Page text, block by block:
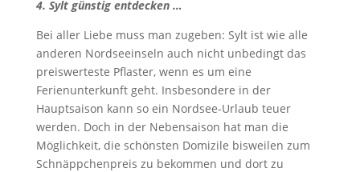
4. Sylt günstig entdecken …
Bei aller Liebe muss man zugeben: Sylt ist wie alle
anderen Nordseeinseln auch nicht unbedingt das
preiswerteste Pflaster, wenn es um eine
Ferienunterkunft geht. Insbesondere in der
Hauptsaison kann so ein Nordsee-Urlaub teuer
werden. Doch in der Nebensaison hat man die
Möglichkeit, die schönsten Domizile bisweilen zum
Schnäppchenpreis zu bekommen und dort zu